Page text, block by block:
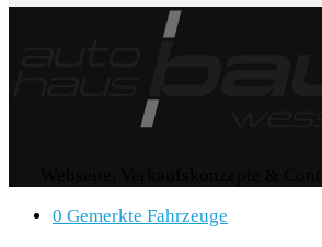
0 Gemerkte Fahrzeuge